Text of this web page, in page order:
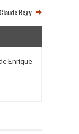
Régy
Enrique